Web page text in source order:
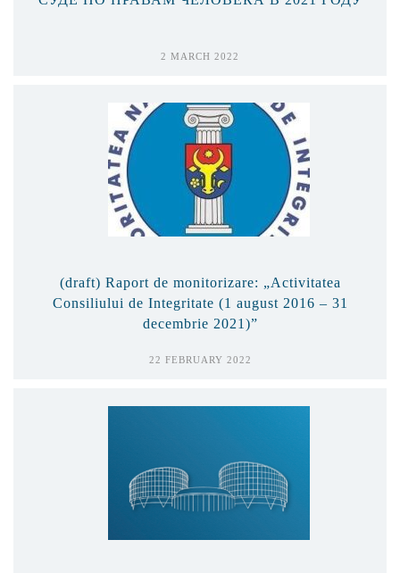
2 MARCH 2022
(draft) Raport de monitorizare: „Activitatea
Consiliului de Integritate (1 august 2016 – 31
decembrie 2021)”
22 FEBRUARY 2022